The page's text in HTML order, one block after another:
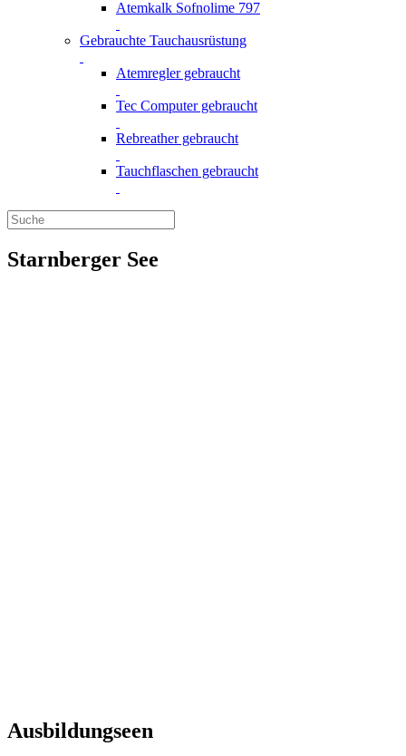
Atemkalk Sofnolime 797
Gebrauchte Tauchausrüstung
Atemregler gebraucht
Tec Computer gebraucht
Rebreather gebraucht
Tauchflaschen gebraucht
Starnberger See
Ausbildungseen